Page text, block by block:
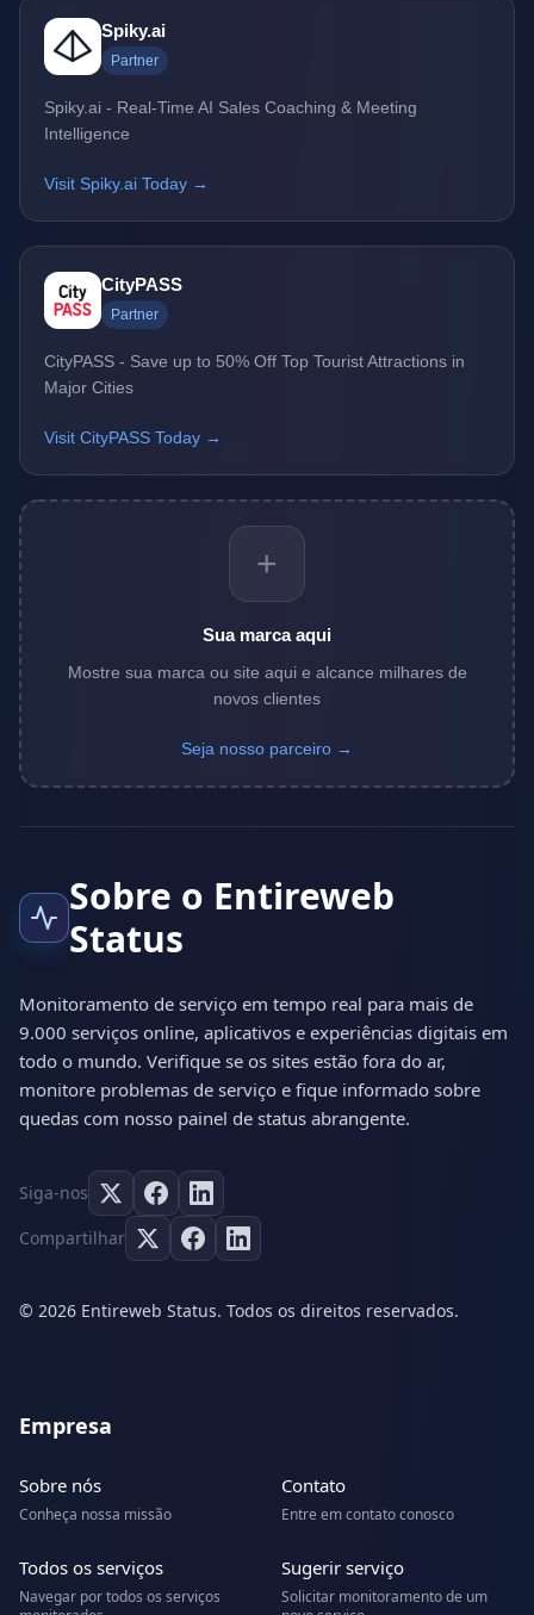
Spiky.ai
Partner
Spiky.ai - Real-Time AI Sales Coaching & Meeting
Intelligence
Visit Spiky.ai Today →
CityPASS
Partner
CityPASS - Save up to 50% Off Top Tourist Attractions in
Major Cities
Visit CityPASS Today →
+
Sua marca aqui
Mostre sua marca ou site aqui e alcance milhares de
novos clientes
Seja nosso parceiro →
Sobre o Entireweb
Status
Monitoramento de serviço em tempo real para mais de
9.000 serviços online, aplicativos e experiências digitais em
todo o mundo. Verifique se os sites estão fora do ar,
monitore problemas de serviço e fique informado sobre
quedas com nosso painel de status abrangente.
Siga-nos
Compartilhar
© 2026 Entireweb Status. Todos os direitos reservados.
Empresa
Sobre nós
Conheça nossa missão
Contato
Entre em contato conosco
Todos os serviços
Navegar por todos os serviços
Sugerir serviço
Solicitar monitoramento de um